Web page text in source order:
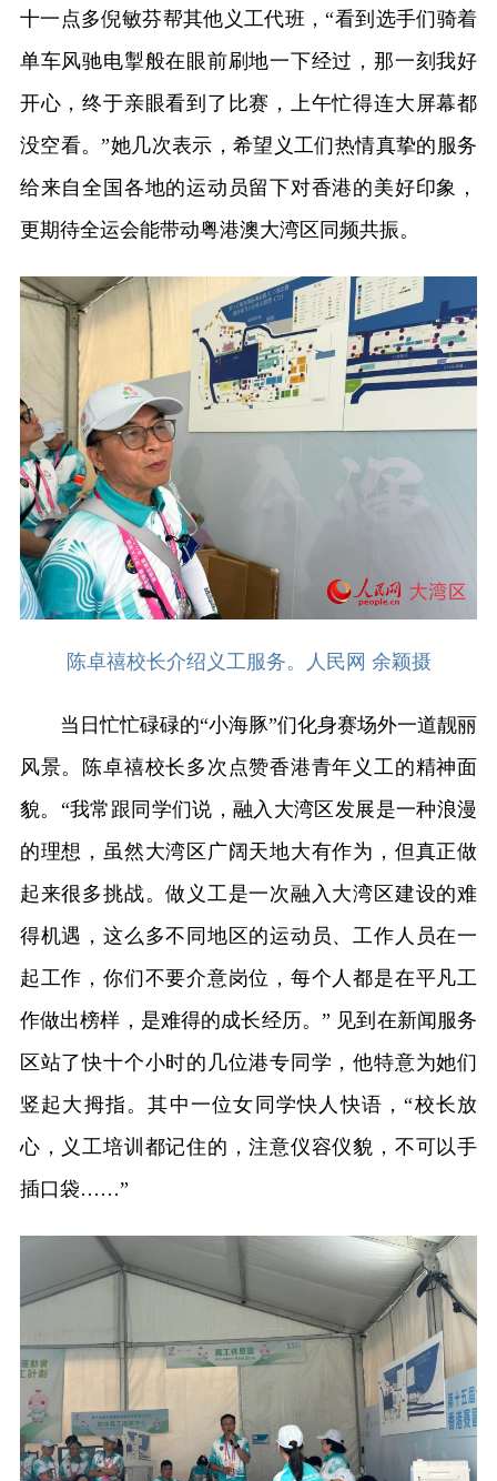
十一点多倪敏芬帮其他义工代班，“看到选手们骑着
单车风驰电掣般在眼前刷地一下经过，那一刻我好
开心，终于亲眼看到了比赛，上午忙得连大屏幕都
没空看。”她几次表示，希望义工们热情真挚的服务
给来自全国各地的运动员留下对香港的美好印象，
更期待全运会能带动粤港澳大湾区同频共振。
陈卓禧校长介绍义工服务。人民网 余颖摄
当日忙忙碌碌的“小海豚”们化身赛场外一道靓丽
风景。陈卓禧校长多次点赞香港青年义工的精神面
貌。“我常跟同学们说，融入大湾区发展是一种浪漫
的理想，虽然大湾区广阔天地大有作为，但真正做
起来很多挑战。做义工是一次融入大湾区建设的难
得机遇，这么多不同地区的运动员、工作人员在一
起工作，你们不要介意岗位，每个人都是在平凡工
作做出榜样，是难得的成长经历。” 见到在新闻服务
区站了快十个小时的几位港专同学，他特意为她们
竖起大拇指。其中一位女同学快人快语，“校长放
心，义工培训都记住的，注意仪容仪貌，不可以手
插口袋……”